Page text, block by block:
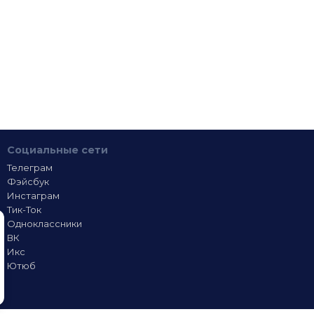
Социальные сети
Телеграм
Фэйсбук
Инстаграм
Тик-Ток
Одноклассники
ВК
Икс
Ютюб